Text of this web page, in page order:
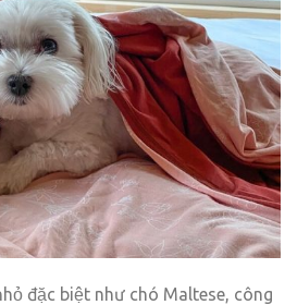
đặc biệt như chó Maltese, công